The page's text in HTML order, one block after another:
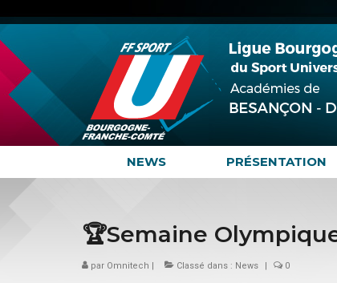
NEWS PRÉSENTATION
🏆Semaine
par Omnitech | Classé dans : News | 0